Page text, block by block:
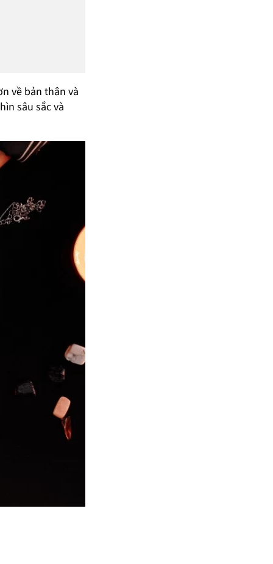
về bản thân và
sâu sắc và